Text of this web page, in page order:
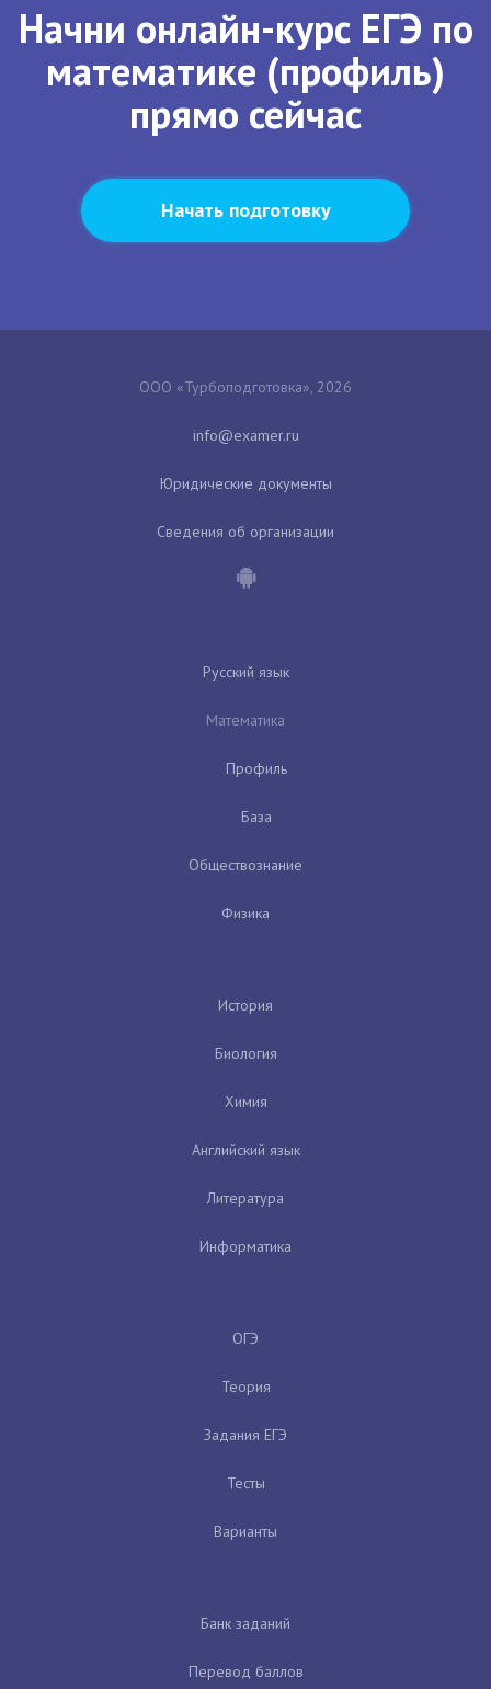
Начни онлайн-курс ЕГЭ по
математике (профиль)
прямо сейчас
Начать подготовку
ООО «Турбоподготовка», 2026
Юридические документы
Сведения об организации
Русский язык
Математика
Профиль
База
Обществознание
Физика
История
Биология
Химия
Английский язык
Литература
Информатика
ОГЭ
Теория
Задания ЕГЭ
Тесты
Варианты
Банк заданий
Перевод баллов